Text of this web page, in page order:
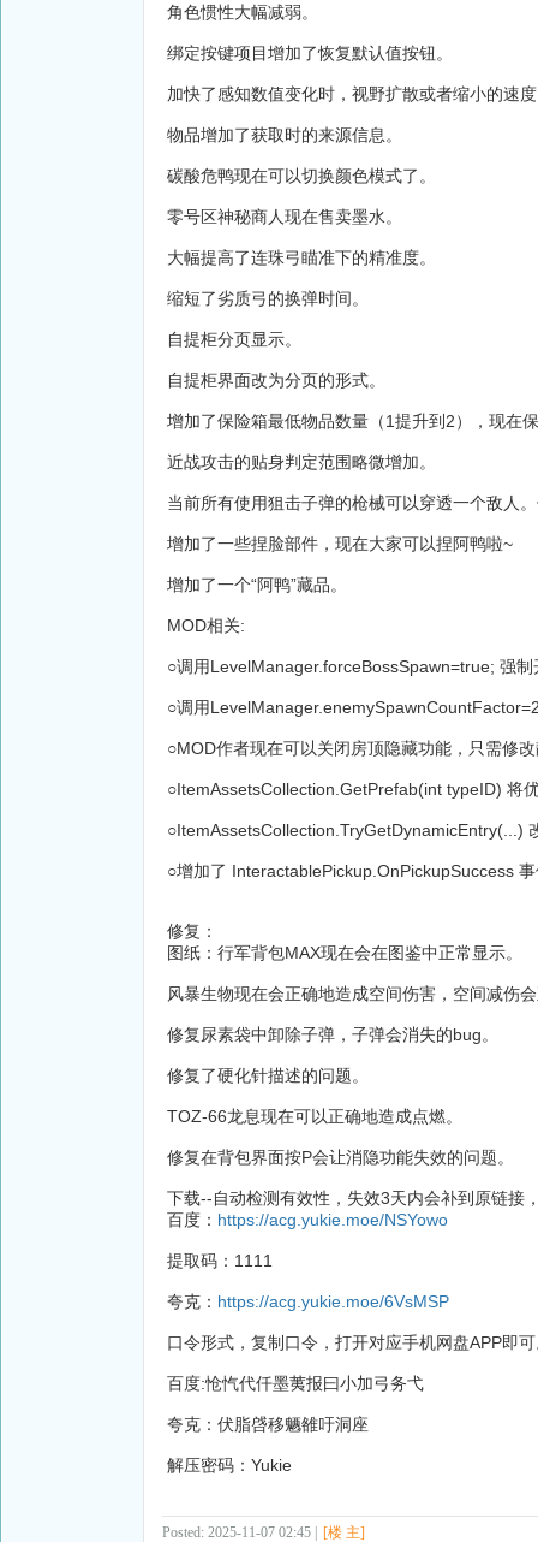
角色惯性大幅减弱。
绑定按键项目增加了恢复默认值按钮。
加快了感知数值变化时，视野扩散或者缩小的速
物品增加了获取时的来源信息。
碳酸危鸭现在可以切换颜色模式了。
零号区神秘商人现在售卖墨水。
大幅提高了连珠弓瞄准下的精准度。
缩短了劣质弓的换弹时间。
自提柜分页显示。
自提柜界面改为分页的形式。
增加了保险箱最低物品数量（1提升到2），现在
近战攻击的贴身判定范围略微增加。
当前所有使用狙击子弹的枪械可以穿透一个敌人
增加了一些捏脸部件，现在大家可以捏阿鸭啦~
增加了一个“阿鸭”藏品。
MOD相关:
○调用LevelManager.forceBossSpawn=true; 强制
○调用
○MOD作者现在可以关闭房顶隐藏功能，只需修
○ItemAssetsCollection.GetPrefab(int typeID) 将
○ItemAssetsCollection.TryGetDynamicEntry(...)
○增加了 InteractablePickup.OnPickupSuccess
修复：
图纸：行军背包MAX现在会在图鉴中正常显示。
风暴生物现在会正确地造成空间伤害，空间减伤
修复尿素袋中卸除子弹，子弹会消失的bug。
修复了硬化针描述的问题。
TOZ-66龙息现在可以正确地造成点燃。
修复在背包界面按P会让消隐功能失效的问题。
下载--自动检测有效性，失效3天内会补到原链接
百度： https://acg.yukie.moe/NSYowo
提取码：1111
夸克： https://acg.yukie.moe/6VsMSP
口令形式，复制口令，打开对应手机网盘APP即
百度:怆忾代仟墨荑报曰小加弓务弋
夸克：伏脂啔移魉雒吁洞座
解压密码：Yukie
Posted: 2025-11-07 02:45 | [楼 主]